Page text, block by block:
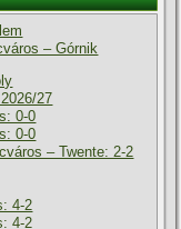
– Górnik
27
0-0
0-0
– Twente: 2-2
4-2
4-2